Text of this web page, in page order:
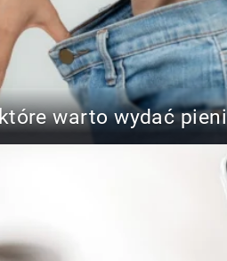
warto wydać